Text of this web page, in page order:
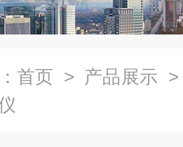
首页 > 产品展示